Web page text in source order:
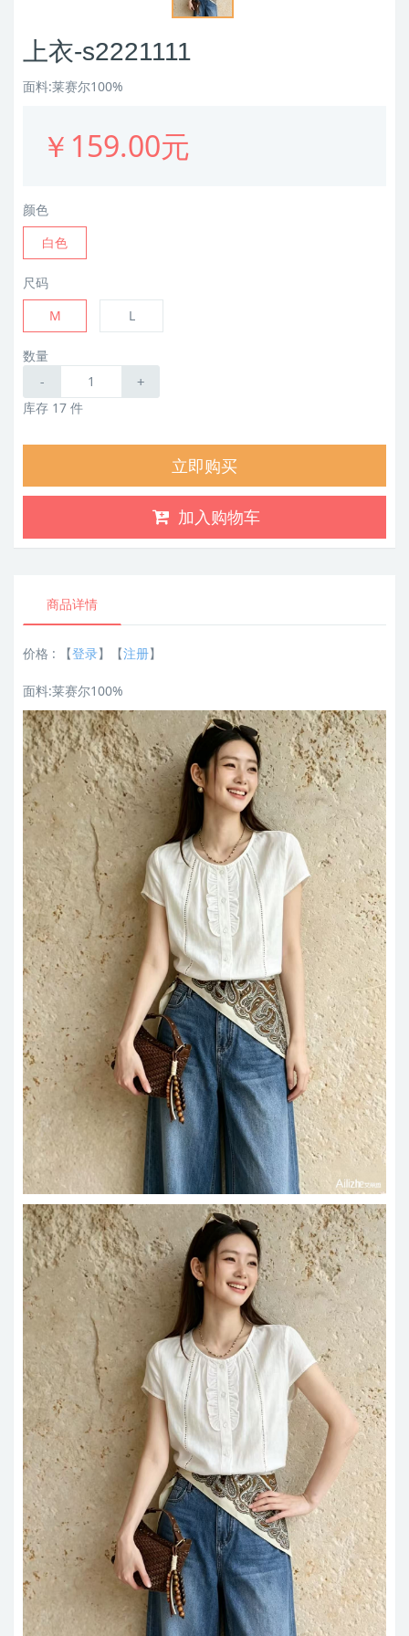
上衣-s2221111
面料:莱赛尔100%
￥159.00元
颜色
白色
尺码
M
L
数量
- +
库存 17 件
立即购买
加入购物车
商品详情
价格 : 【登录】【注册】
面料:莱赛尔100%